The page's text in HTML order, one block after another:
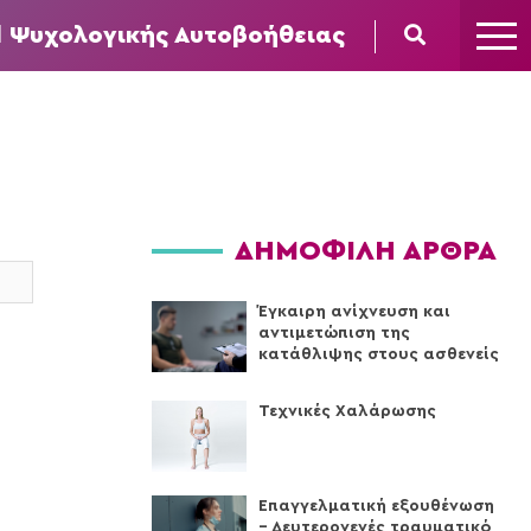
Ψυχολογικής Αυτοβοήθειας
ΔΗΜΟΦΙΛΗ ΑΡΘΡΑ
Έγκαιρη ανίχνευση και
αντιμετώπιση της
κατάθλιψης στους ασθενείς
Τεχνικές Xαλάρωσης
Επαγγελματική εξουθένωση
– Δευτερογενές τραυματικό